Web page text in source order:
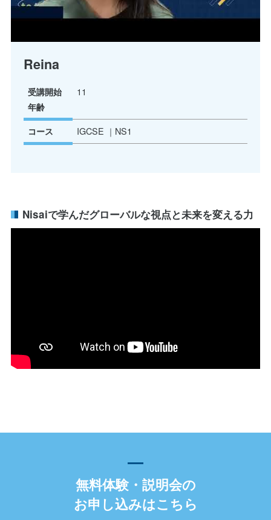
Reina
受講開始
年齢
11
コース IGCSE NS1
Nisaiで学んだグローバルな視点と未来を変える力
無料体験・説明会の
お申し込みはこちら